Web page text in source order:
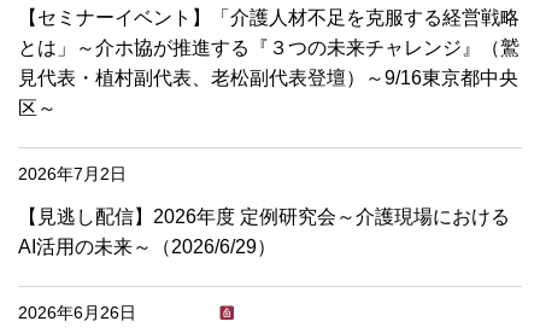
【セミナーイベント】「介護人材不足を克服する経営戦略
とは」～介ホ協が推進する『３つの未来チャレンジ』（鷲
見代表・植村副代表、老松副代表登壇）～9/16東京都中央
区～
2026年7月2日
【見逃し配信】2026年度 定例研究会～介護現場における
AI活用の未来～（2026/6/29）
2026年6月26日